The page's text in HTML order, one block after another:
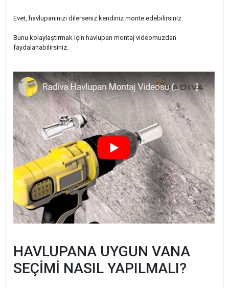
Evet, havlupanınızı dilerseniz kendiniz monte edebilirsiniz.
Bunu kolaylaştırmak için havlupan montaj videomuzdan
faydalanabilirsiniz.
HAVLUPANA UYGUN VANA
SEÇİMİ NASIL YAPILMALI?